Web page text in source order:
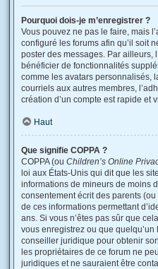
Pourquoi dois-je m’enregistrer ?
Vous pouvez ne pas le faire, mais
configuré les forums afin qu’il soit
poster des messages. Par ailleurs,
bénéficier de fonctionnalités
comme les avatars personnalisés,
courriels aux autres membres,
création d’un compte est rapide et
Haut
Que signifie COPPA ?
COPPA (ou Children’s Online
loi aux États-Unis qui dit que les
informations de mineurs de moins
consentement écrit des parents
de ces informations permettant
ans. Si vous n’êtes pas sûr que
vous enregistrez ou que
conseiller juridique pour obtenir
les propriétaires de ce forum ne
juridiques et ne sauraient être